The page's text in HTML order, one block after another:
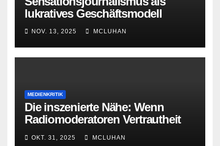
lukratives Geschäftsmodell
NOV. 13, 2025 MCLUHAN
MEDIENKRITIK
Die inszenierte Nähe: Wenn
Radiomoderatoren Vertrautheit
OKT. 31, 2025 MCLUHAN